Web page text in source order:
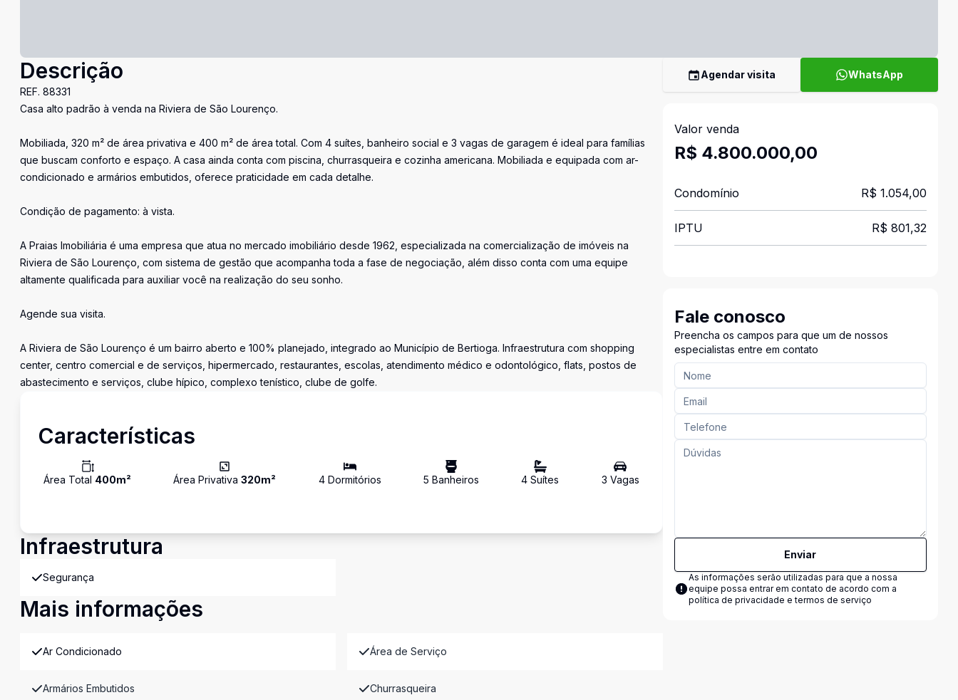
Descrição
REF. 88331
Casa alto padrão à venda na Riviera de São Lourenço.
Mobiliada, 320 m² de área privativa e 400 m² de área total. Com 4 suítes, banheiro social e 3 vagas de garagem é ideal para famílias
que buscam conforto e espaço. A casa ainda conta com piscina, churrasqueira e cozinha americana. Mobiliada e equipada com ar-
condicionado e armários embutidos, oferece praticidade em cada detalhe.
Condição de pagamento: à vista.
A Praias Imobiliária é uma empresa que atua no mercado imobiliário desde 1962, especializada na comercialização de imóveis na
Riviera de São Lourenço, com sistema de gestão que acompanha toda a fase de negociação, além disso conta com uma equipe
altamente qualificada para auxiliar você na realização do seu sonho.
Agende sua visita.
A Riviera de São Lourenço é um bairro aberto e 100% planejado, integrado ao Município de Bertioga. Infraestrutura com shopping
center, centro comercial e de serviços, hipermercado, restaurantes, escolas, atendimento médico e odontológico, flats, postos de
abastecimento e serviços, clube hípico, complexo tenístico, clube de golfe.
Características
Área Total 400m² Área Privativa320m² 4Dormitórios 5 Banheiros 4 Suítes 3 Vagas
Infraestrutura
Segurança
Mais informações
Ar Condicionado Área de Serviço
Armários Embutidos Churrasqueira
Agendar visita WhatsApp
Valor venda
R$ 4.800.000,00
Condomínio R$ 1.054,00
IPTU R$ 801,32
Fale conosco
Preencha os campos para que um de nossos
especialistas entre em contato
Enviar
As informações serão utilizadas para que a nossa
equipe possa entrar em contato de acordo com a
política de privacidade e termos de serviço